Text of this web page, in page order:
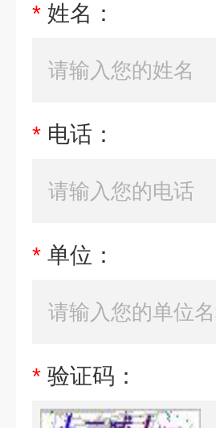
* 姓名：
* 电话：
* 单位：
* 验证码：